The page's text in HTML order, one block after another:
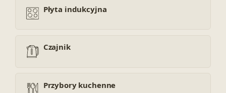
Płyta indukcyjna
Czajnik
Przybory kuchenne